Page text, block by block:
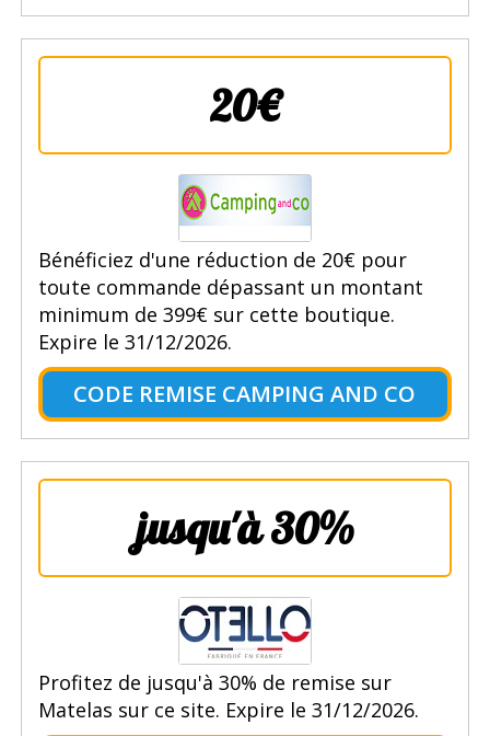
20€
Bénéficiez d'une réduction de 20€ pour
toute commande dépassant un montant
minimum de 399€ sur cette boutique.
Expire le 31/12/2026.
CODE REMISE CAMPING AND CO
jusqu'à 30%
Profitez de jusqu'à 30% de remise sur
Matelas sur ce site. Expire le 31/12/2026.